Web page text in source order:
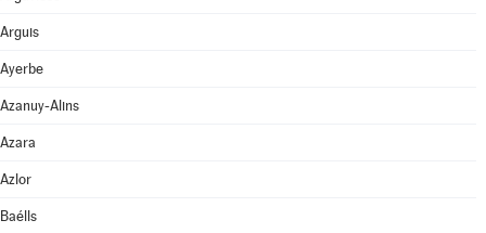
Arguis
Ayerbe
Azanuy-Alins
Azara
Azlor
Baélls